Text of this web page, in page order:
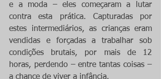
e a moda – eles começaram a lutar
contra esta prática. Capturadas por
estes intermediários, as crianças eram
vendidas e forçadas a trabalhar sob
condições brutais, por mais de 12
horas, perdendo – entre tantas coisas –
a chance de viver a infância.